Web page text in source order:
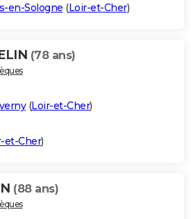
en-Sologne (Loir-et-Cher)
(78 ans)
(Loir-et-Cher)
et-Cher)
(88 ans)